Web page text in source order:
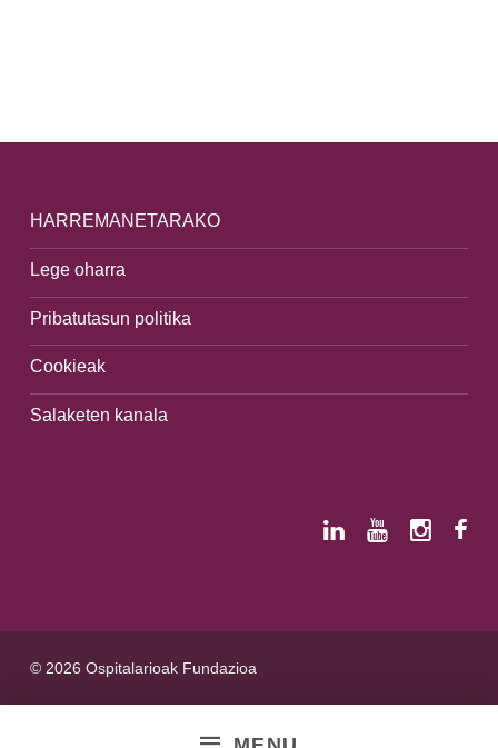
HARREMANETARAKO
Lege oharra
Pribatutasun politika
Cookieak
Salaketen kanala
© 2026 Ospitalarioak Fundazioa